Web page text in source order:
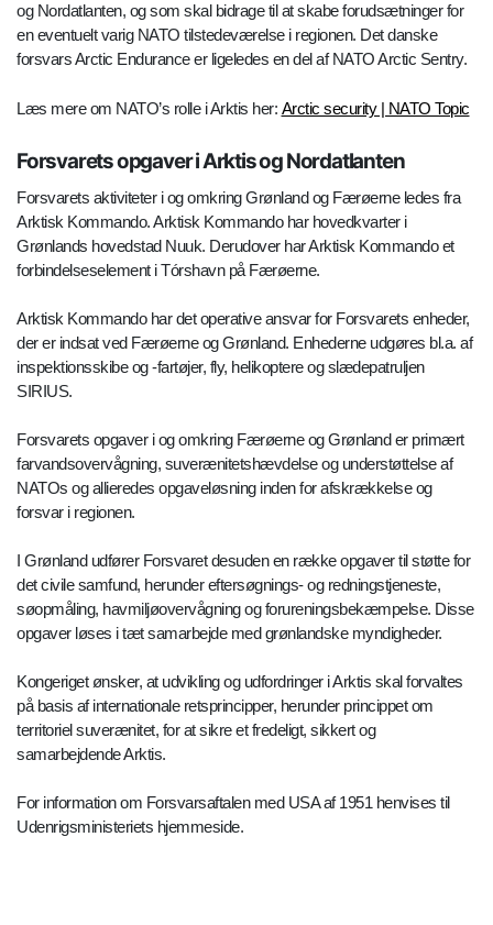
og Nordatlanten, og som skal bidrage til at skabe forudsætninger for
en eventuelt varig NATO tilstedeværelse i regionen. Det danske
forsvars Arctic Endurance er ligeledes en del af NATO Arctic Sentry.
Læs mere om NATO’s rolle i Arktis her: Arctic security | NATO Topic
Forsvarets opgaver i Arktis og Nordatlanten
Forsvarets aktiviteter i og omkring Grønland og Færøerne ledes fra
Arktisk Kommando. Arktisk Kommando har hovedkvarter i
Grønlands hovedstad Nuuk. Derudover har Arktisk Kommando et
forbindelseselement i Tórshavn på Færøerne.
Arktisk Kommando har det operative ansvar for Forsvarets enheder,
der er indsat ved Færøerne og Grønland. Enhederne udgøres bl.a. af
inspektionsskibe og -fartøjer, fly, helikoptere og slædepatruljen
SIRIUS.
Forsvarets opgaver i og omkring Færøerne og Grønland er primært
farvandsovervågning, suverænitetshævdelse og understøttelse af
NATOs og allieredes opgaveløsning inden for afskrækkelse og
forsvar i regionen.
I Grønland udfører Forsvaret desuden en række opgaver til støtte for
det civile samfund, herunder eftersøgnings- og redningstjeneste,
søopmåling, havmiljøovervågning og forureningsbekæmpelse. Disse
opgaver løses i tæt samarbejde med grønlandske myndigheder.
Kongeriget ønsker, at udvikling og udfordringer i Arktis skal forvaltes
på basis af internationale retsprincipper, herunder princippet om
territoriel suverænitet, for at sikre et fredeligt, sikkert og
samarbejdende Arktis.
For information om Forsvarsaftalen med USA af 1951 henvises til
Udenrigsministeriets hjemmeside.